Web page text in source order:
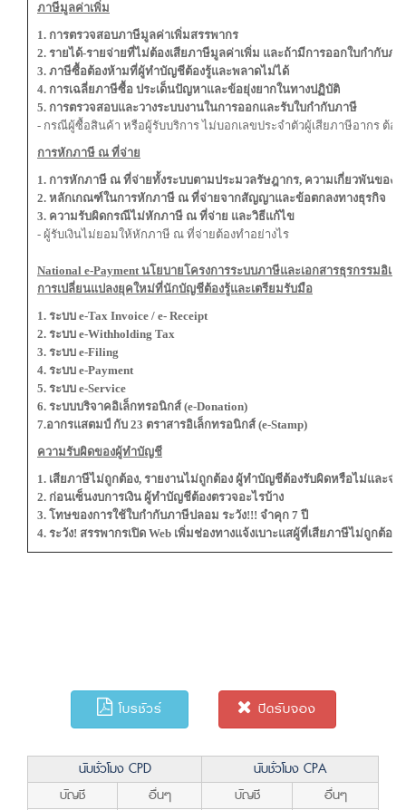
ภาษีมูลค่าเพิ่ม
1. การตรวจสอบภาษีมูลค่าเพิ่มสรรพากร
2. รายได้-รายจ่ายที่ไม่ต้องเสียภาษีมูลค่าเพิ่ม และถ้ามีการออกใบกำกับภ
3. ภาษีซื้อต้องห้ามที่ผู้ทำบัญชีต้องรู้และพลาดไม่ได้
4. การเฉลี่ยภาษีซื้อ ประเด็นปัญหาและข้อยุ่งยากในทางปฏิบัติ
5. การตรวจสอบและวางระบบงานในการออกและรับใบกำกับภาษี
- กรณีผู้ซื้อสินค้า หรือผู้รับบริการ ไม่บอกเลขประจำตัวผู้เสียภาษีอากร ต้อ
การหักภาษี ณ ที่จ่าย
1. การหักภาษี ณ ที่จ่ายทั้งระบบตามประมวลรัษฎากร, ความเกี่ยวพันของก
2. หลักเกณฑ์ในการหักภาษี ณ ที่จ่ายจากสัญญาและข้อตกลงทางธุรกิจ
3. ความรับผิดกรณีไม่หักภาษี ณ ที่จ่าย และวิธีแก้ไข
- ผู้รับเงินไม่ยอมให้หักภาษี ณ ที่จ่ายต้องทำอย่างไร
National e-Payment นโยบายโครงการระบบภาษีและเอกสารธุรกรรมอิเ
การเปลี่ยนแปลงยุคใหม่ที่นักบัญชีต้องรู้และเตรียมรับมือ
1. ระบบ e-Tax Invoice / e- Receipt
2. ระบบ e-Withholding Tax
3. ระบบ e-Filing
4. ระบบ e-Payment
5. ระบบ e-Service
6. ระบบบริจาคอิเล็กทรอนิกส์ (e-Donation)
7.อากรแสตมป์ กับ 23 ตราสารอิเล็กทรอนิกส์ (e-Stamp)
ความรับผิดของผู้ทำบัญชี
1. เสียภาษีไม่ถูกต้อง, รายงานไม่ถูกต้อง ผู้ทำบัญชีต้องรับผิดหรือไม่และจ
2. ก่อนเซ็นงบการเงิน ผู้ทำบัญชีต้องตรวจอะไรบ้าง
3. โทษของการใช้ใบกำกับภาษีปลอม ระวัง!!! จำคุก 7 ปี
4. ระวัง! สรรพากรเปิด Web เพิ่มช่องทางแจ้งเบาะแสผู้ที่เสียภาษีไม่ถูกต้อง
โบรชัวร์ ปิดรับจอง
นับชั่วโมง CPD
นับชั่วโมง CPA
บัญชี
อื่นๆ บัญชี อื่นๆ